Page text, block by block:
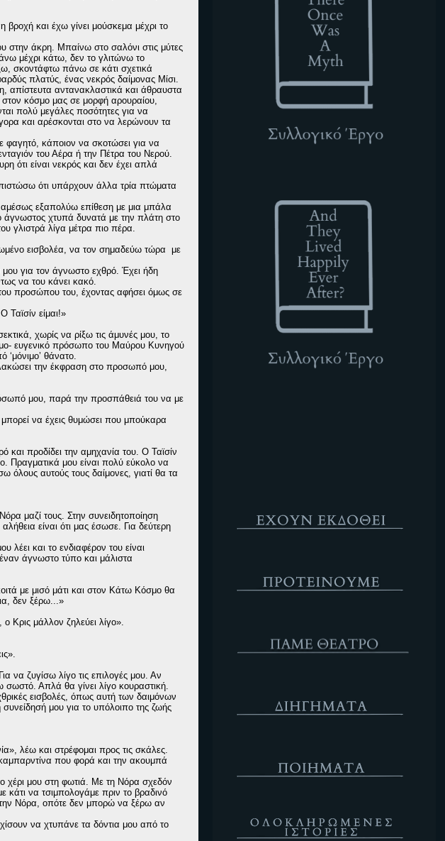
βροχή και έχω γίνει μούσκεμα μέχρι το
άκρη. Μπαίνω στο σαλόνι στις μύτες
μέχρι κάτω, δεν το γλιτώνω το
σκοντάφτω πάνω σε κάτι σχετικά
πλατύς, ένας νεκρός δαίμονας Μίσι.
απίστευτα αντανακλαστικά και άθραυστα
κόσμο μας σε μορφή αρουραίου,
πολύ μεγάλες ποσότητες για να
και αρέσκονται στο να λερώνουν τα
φαγητό, κάποιον να σκοτώσει για να
του Αέρα ή την Πέτρα του Νερού.
ότι είναι νεκρός και δεν έχει απλά
ότι υπάρχουν άλλα τρία πτώματα
εξαπολύω επίθεση με μια μπάλα
άγνωστος χτυπά δυνατά με την πλάτη στο
γλιστρά λίγα μέτρα πιο πέρα.
εισβολέα, να τον σημαδεύω τώρα με
μου για τον άγνωστο εχθρό. Έχει ήδη
να του κάνει κακό.
προσώπου του, έχοντας αφήσει όμως σε
Ταϊσίν είμαι!»
χωρίς να ρίξω τις άμυνές μου, το
ευγενικό πρόσωπο του Μαύρου Κυνηγού
θάνατο.
την έκφραση στο προσωπό μου,
μου, παρά την προσπάθειά του να με
να έχεις θυμώσει που μπούκαρα
και προδίδει την αμηχανία του. Ο Ταϊσίν
Πραγματικά μου είναι πολύ εύκολο να
όλους αυτούς τους δαίμονες, γιατί θα τα
μαζί τους. Στην συνειδητοποίηση
είναι ότι μας έσωσε. Για δεύτερη
και το ενδιαφέρον του είναι
άγνωστο τύπο και μάλιστα
με μισό μάτι και στον Κάτω Κόσμο θα
δεν ξέρω...»
Κρις μάλλον ζηλεύει λίγο».
να ζυγίσω λίγο τις επιλογές μου. Αν
Απλά θα γίνει λίγο κουραστική.
εισβολές, όπως αυτή των δαιμόνων
μου για το υπόλοιπο της ζωής
λέω και στρέφομαι προς τις σκάλες.
που φορά και την ακουμπά
χέρι μου στη φωτιά. Με τη Νόρα σχεδόν
κάτι να τσιμπολογάμε πριν το βραδινό
την Νόρα, οπότε δεν μπορώ να ξέρω αν
να χτυπάνε τα δόντια μου από το